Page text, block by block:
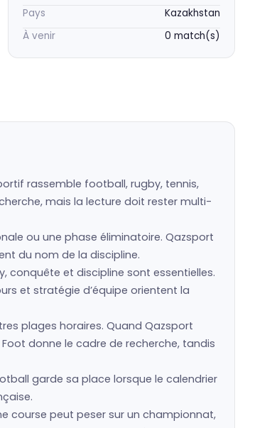
Pays
Kazakhstan
À venir
0 match(s)
rassemble football, rugby, tennis,
mais la lecture doit rester multi-
ou une phase éliminatoire. Qazsport
du nom de la discipline.
conquête et discipline sont essentielles.
et stratégie d’équipe orientent la
plages horaires. Quand Qazsport
donne le cadre de recherche, tandis
garde sa place lorsque le calendrier
course peut peser sur un championnat,